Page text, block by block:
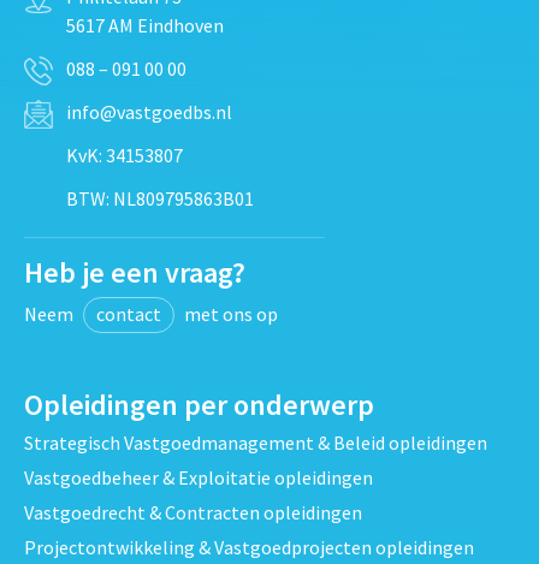
5617 AM Eindhoven
088 – 091 00 00
info@vastgoedbs.nl
KvK: 34153807
BTW: NL809795863B01
Heb je een vraag?
Neem contact met ons op
Opleidingen per onderwerp
Strategisch Vastgoedmanagement & Beleid opleidingen
Vastgoedbeheer & Exploitatie opleidingen
Vastgoedrecht & Contracten opleidingen
Projectontwikkeling & Vastgoedprojecten opleidingen